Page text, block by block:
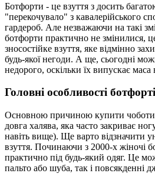
Ботфорти - це взуття з досить
"перекочувало" з кавалерійського
гардероб. Але незважаючи на такі
ботфорти практично не змінилися,
зносостійке взуття, яке відмінно
будь-якої негоди. А ще, сьогодні
недорого, оскільки їх випускає маса
Головні особливості
Основною причиною купити чоботи
довга халява, яка часто закриває
навіть вище). Ще варто відзначити
взуття. Починаючи з 2000-х жіночі
практично під будь-який одяг. Це
пальто або шуба, так і повсякденні